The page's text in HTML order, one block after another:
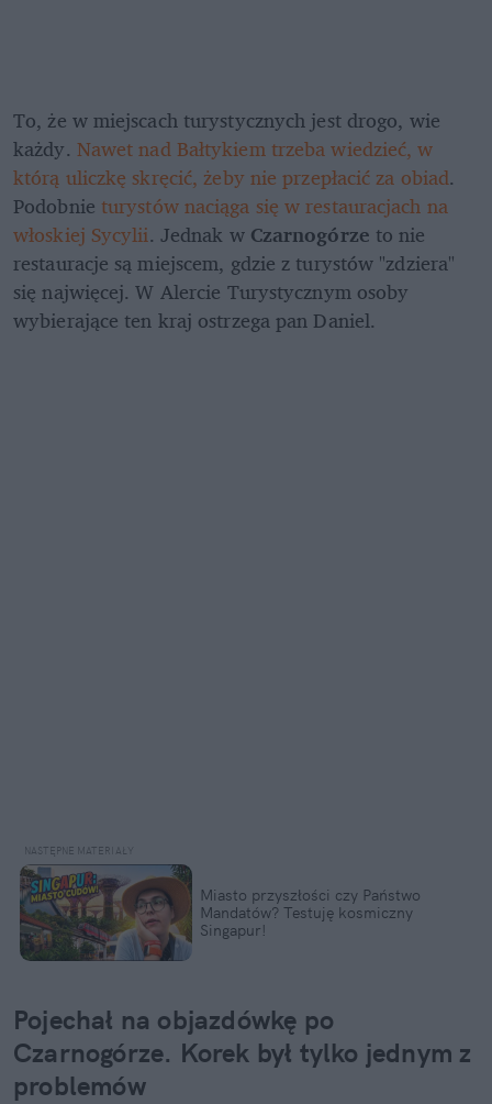
To, że w miejscach turystycznych jest drogo, wie
każdy. Nawet nad Bałtykiem trzeba wiedzieć, w
którą uliczkę skręcić, żeby nie przepłacić za obiad.
Podobnie turystów naciąga się w restauracjach na
włoskiej Sycylii. Jednak w Czarnogórze to nie
restauracje są miejscem, gdzie z turystów "zdziera"
się najwięcej. W Alercie Turystycznym osoby
wybierające ten kraj ostrzega pan Daniel.
Miasto przyszłości czy Państwo
Mandatów? Testuję kosmiczny
Singapur!
Pojechał na objazdówkę po
Czarnogórze. Korek był tylko jednym z
problemów